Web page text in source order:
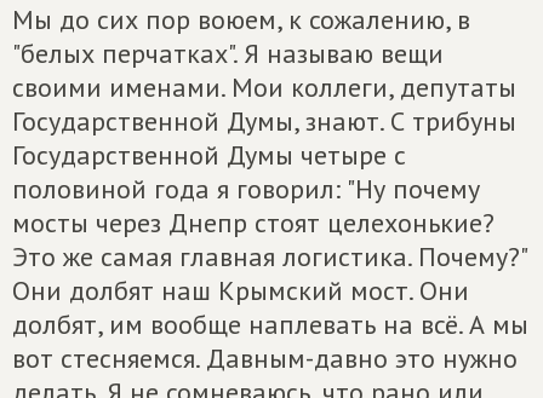
Мы до сих пор воюем, к сожалению, в
"белых перчатках". Я называю вещи
своими именами. Мои коллеги, депутаты
Государственной Думы, знают. С трибуны
Государственной Думы четыре с
половиной года я говорил: "Ну почему
мосты через Днепр стоят целехонькие?
Это же самая главная логистика. Почему?"
Они долбят наш Крымский мост. Они
долбят, им вообще наплевать на всё. А мы
вот стесняемся. Давным-давно это нужно